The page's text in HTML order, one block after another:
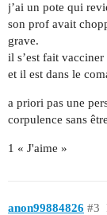
j’ai un pote qui
son prof avait
grave.
il s’est fait
et il est dans le
a priori pas une
corpulence sans
1 « J'aime »
anon99884826 #3